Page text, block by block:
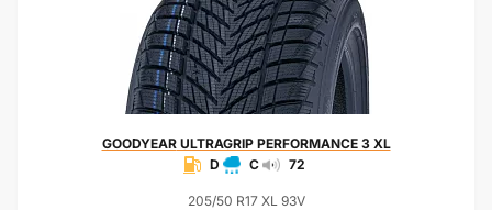
GOODYEARULTRAGRIP PERFORMANCE 3 XL
D
C 72
205/50 R17 XL 93V